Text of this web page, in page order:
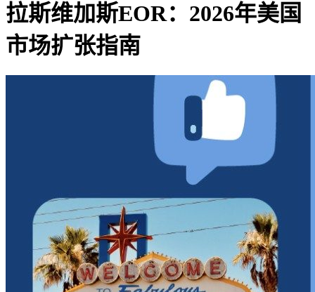
拉斯维加斯EOR：2026年美国
市场扩张指南